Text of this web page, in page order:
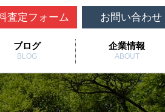
ブログ
BLOG
企業情報
ABOUT
査定フォーム お問い合わせ